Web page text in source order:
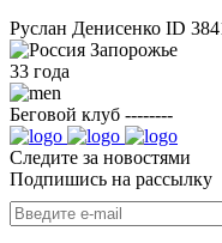
Руслан Денисенко ID
Запорожье
33 года
Беговой клуб --------
Следите за новостями
Подпишись на рассылку